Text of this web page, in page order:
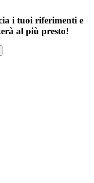
i tuoi riferimenti e
al più presto!